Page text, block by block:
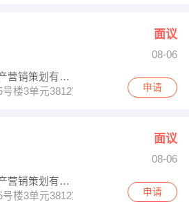
面议
08-06
吉林省深度房地产营销策划有限公司
楼3单元3812室
申请
面议
08-06
吉林省深度房地产营销策划有限公司
楼3单元3812室
申请